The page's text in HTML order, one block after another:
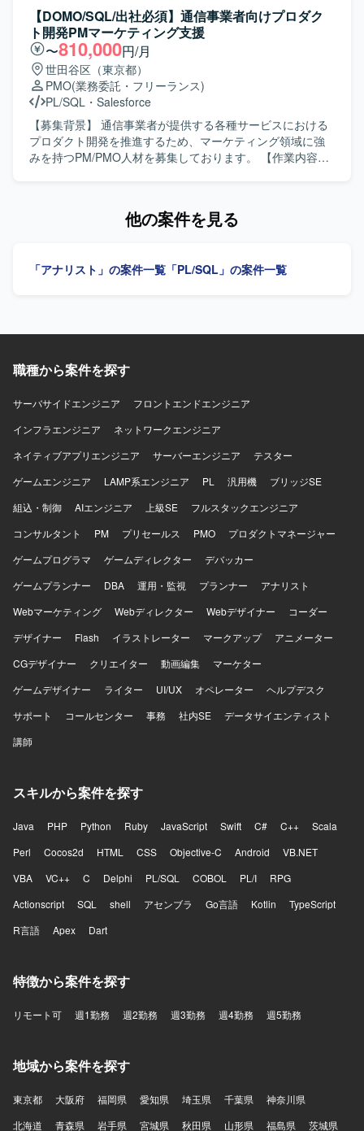
用保守業務に携わることができます。ETL/EAIツールやジョ
ブ管理ツールなどの運用スキルに加え、クラウド型データ
ウェアハウスとの連携知識を習得・強化できる環境です。
長期的なプロジェクトで腰を据えて経験を積むことができ
ます。 【開発環境】 ETL/EAIツール（ASTERIA Warp
等）、SQLを用いたデータベース、SVNまたはGitによる構
成管理、Backlogによるタスク・情報管理、Senjuなどのジ
ョブ管理ツール、Snowflakeなどクラウド型データウェアハ
ウスとの連携環境を利用しております。
善、鮮度や整合性の担保、メタデータ整備を推進していた
だきます。ETL／ELTパイプラインの設計・実装・改善を行
い、SQLやPython等を用いたデータ処理を実施していただ
きます。成果物のドキュメント化とチーム内へのナレッジ
共有もご担当いただきます。 【求める人物像】 指示を待つ
だけでなく自ら課題を発見して主体的に行動できる方を求
めています。技術面のみならず事業や業務プロセスへの理
解にも強い関心を持てる方、チームや関係部署と丁寧かつ
円滑にコミュニケーションが取れる方にご活躍いただけま
す。 【ポジションの魅力】 データアナリティクス基盤の構
ンの設計・実装を通じて、モダンなデータエンジニアリン
装を行います。クラウド環境でのデータ基盤構築・運用を
【DOMO/SQL/出社必須】通信事業者向けプロダク
ト開発PMマーケティング支援
〜810,000円/月
世田谷区（東京都）
PMO(業務委託・フリーランス)
PL/SQL ・ Salesforce
【募集背景】 通信事業者が提供する各種サービスにおける
プロダクト開発を推進するため、マーケティング領域に強
みを持つPM/PMO人材を募集しております。 【作業内容】
ティング寄りのデータ分析業務に携わっていただき、各種
析に主体的に取り組み、関係者と円滑にコミュニケーショ
ける方が望ましいです。 【ポジションの魅力】 大規模な通
で、マーケティングデータ分析とプロダクト開発の両面で
グプラットフォームのデータを扱いながら、事業インパク
境】 DOMOや各種BIツール、GA4、Salesforce、SQLなど
を用いたデータ分析環境で業務を行っていただきます。
他の案件を見る
「アナリスト」の案件一覧 「PL/SQL」の案件一覧
職種から案件を探す
サーバサイドエンジニア
フロントエンドエンジニア
インフラエンジニア
ネットワークエンジニア
ネイティブアプリエンジニア
サーバーエンジニア
テスター
ゲームエンジニア
LAMP系エンジニア PL 汎用機
ブリッジSE
組込・制御
AIエンジニア 上級SE
フルスタックエンジニア
コンサルタント
PM プリセールス PMO
プロダクトマネージャー
ゲームプログラマ
ゲームディレクター
デバッカー
ゲームプランナー
DBA 運用・監視 プランナー
アナリスト
Webマーケティング
Webディレクター Webデザイナー
コーダー
デザイナー
Flash イラストレーター マークアップ
アニメーター
CGデザイナー
クリエイター 動画編集
マーケター
ゲームデザイナー
ライター UI/UX オペレーター
ヘルプデスク
サポート
コールセンター 事務 社内SE
データサイエンティスト
講師
スキルから案件を探す
Java PHP Python Ruby JavaScript Swift C# C++
Scala
Perl
Cocos2d HTML CSS Objective-C Android
VB.NET
VBA
VC++ C Delphi PL/SQL COBOL PL/I
RPG
Actionscript
SQL shell アセンブラ Go言語 Kotlin
TypeScript
R言語
Apex Dart
特徴から案件を探す
リモート可 週1勤務 週2勤務 週3勤務 週4勤務 週5勤務
地域から案件を探す
東京都 大阪府 福岡県 愛知県 埼玉県 千葉県
神奈川県
北海道
青森県 岩手県 宮城県 秋田県 山形県 福島県 茨城県